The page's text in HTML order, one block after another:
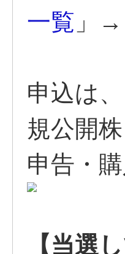
一覧 」
申込は
規公開
申告・
【当選